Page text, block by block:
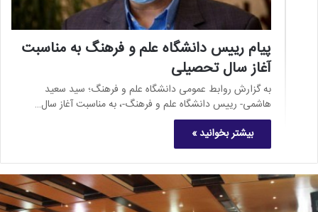
پیام رییس دانشگاه علم و فرهنگ به مناسبت
آغاز سال تحصیلی
به گزارش روابط عمومی دانشگاه علم و فرهنگ؛ سید سعید
هاشمی- رییس دانشگاه علم و فرهنگ-، به مناسبت آغاز سال…
بیشتر بخوانید »